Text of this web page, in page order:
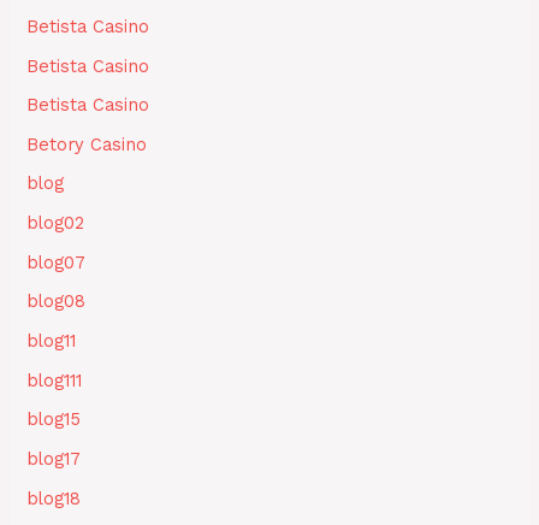
Betista Casino
Betista Casino
Betista Casino
Betory Casino
blog
blog02
blog07
blog08
blog11
blog111
blog15
blog17
blog18